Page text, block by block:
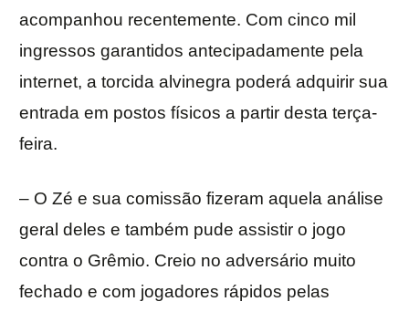
acompanhou recentemente. Com cinco mil
ingressos garantidos antecipadamente pela
internet, a torcida alvinegra poderá adquirir sua
entrada em postos físicos a partir desta terça-
feira.
– O Zé e sua comissão fizeram aquela análise
geral deles e também pude assistir o jogo
contra o Grêmio. Creio no adversário muito
fechado e com jogadores rápidos pelas